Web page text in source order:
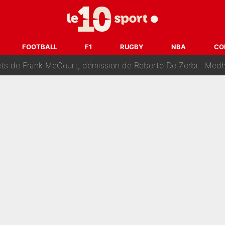
FOOTBALL F1 RUGBY NBA
à Bradley Barcola et Ibrahim Mbaye : Le PSG sur le point
nouveaux joueurs : L’IA dévoile les 5 cracks qui pourraient
McCourt, démission de Roberto De Zerbi : Medhi Benatia se lâche sur son